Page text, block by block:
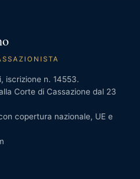
iscrizione n. 14553.
Corte di Cassazione dal 23
copertura nazionale, UE e